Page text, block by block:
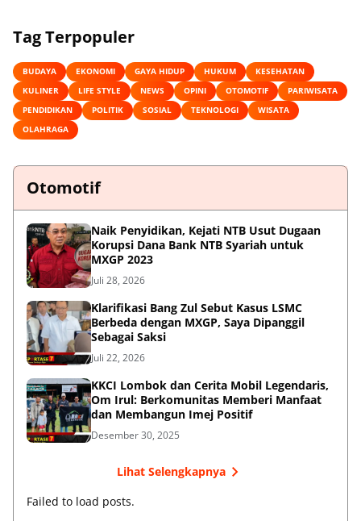
Tag Terpopuler
BUDAYA EKONOMI GAYA HIDUP HUKUM
KESEHATAN
KULINER
LIFE STYLE NEWS OPINI OTOMOTIF
PARIWISATA
PENDIDIKAN
POLITIK SOSIAL TEKNOLOGI
WISATA
OLAHRAGA
Otomotif
Naik Penyidikan, Kejati NTB Usut Dugaan
Korupsi Dana Bank NTB Syariah untuk
MXGP 2023
Juli 28, 2026
Klarifikasi Bang Zul Sebut Kasus LSMC
Berbeda dengan MXGP, Saya Dipanggil
Sebagai Saksi
Juli 22, 2026
KKCI Lombok dan Cerita Mobil Legendaris,
Om Irul: Berkomunitas Memberi Manfaat
dan Membangun Imej Positif
Desember 30, 2025
Lihat Selengkapnya
Failed to load posts.